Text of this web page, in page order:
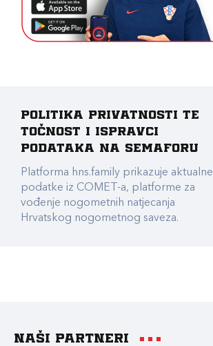
Politika privatnosti te
točnost i ispravci
podataka na Semaforu
Platforma hns.family prikazuje aktualne
podatke iz COMET-a, platforme za
vođenje nogometnih natjecanja
Hrvatskog nogometnog saveza.
Naši partneri